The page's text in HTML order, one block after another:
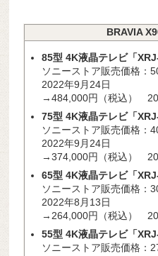
BRAVIA
85型 4K液晶テレビ「
ソニーストア販売価格
2022年9月24日
→484,000円（税込）
75型 4K液晶テレビ「
ソニーストア販売価格：
2022年9月24日
→374,000円（税込）
65型 4K液晶テレビ「
ソニーストア販売価格
2022年8月13日
→264,000円（税込）
55型 4K液晶テレビ「
ソニーストア販売価格